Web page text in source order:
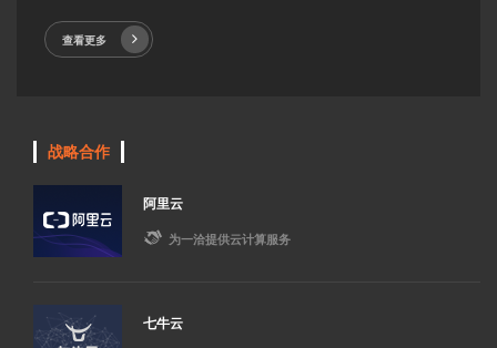
查看更多
战略合作
阿里云
 为一洽提供云计算服务
七牛云